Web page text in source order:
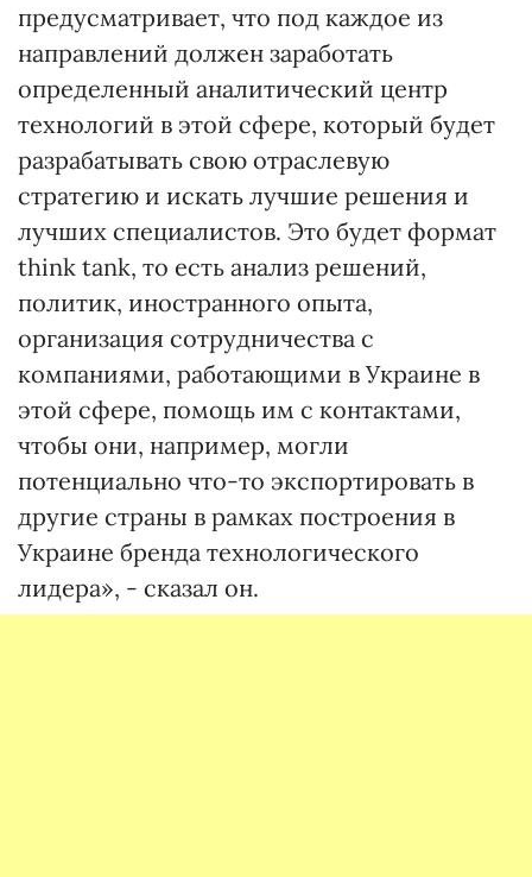
предусматривает, что под каждое из
направлений должен заработать
определенный аналитический центр
технологий в этой сфере, который будет
разрабатывать свою отраслевую
стратегию и искать лучшие решения и
лучших специалистов. Это будет формат
think tank, то есть анализ решений,
политик, иностранного опыта,
организация сотрудничества с
компаниями, работающими в Украине в
этой сфере, помощь им с контактами,
чтобы они, например, могли
потенциально что-то экспортировать в
другие страны в рамках построения в
Украине бренда технологического
лидера», - сказал он.